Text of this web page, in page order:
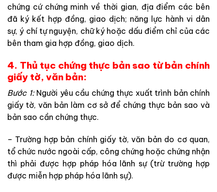
chứng cứ chứng minh về thời gian, địa điểm các bên
đã ký kết hợp đồng, giao dịch; năng lực hành vi dân
sự, ý chí tự nguyện, chữ ký hoặc dấu điểm chỉ của các
bên tham gia hợp đồng, giao dịch.
4. Thủ tục chứng thực bản sao từ bản chính
giấy tờ, văn bản:
Bước 1:Người yêu cầu chứng thực xuất trình bản chính
giấy tờ, văn bản làm cơ sở để chứng thực bản sao và
bản sao cần chứng thực.
– Trường hợp bản chính giấy tờ, văn bản do cơ quan,
tổ chức nước ngoài cấp, công chứng hoặc chứng nhận
thì phải được hợp pháp hóa lãnh sự (trừ trường hợp
được miễn hợp pháp hóa lãnh sự).